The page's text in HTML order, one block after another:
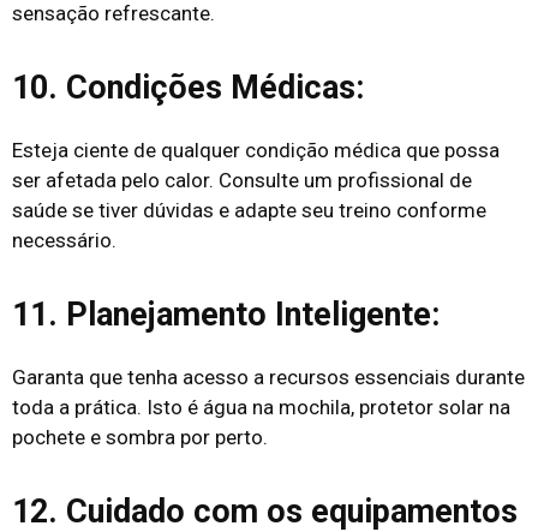
sensação refrescante.
10. Condições Médicas:
Esteja ciente de qualquer condição médica que possa
ser afetada pelo calor. Consulte um profissional de
saúde se tiver dúvidas e adapte seu treino conforme
necessário.
11. Planejamento Inteligente:
Garanta que tenha acesso a recursos essenciais durante
toda a prática. Isto é água na mochila, protetor solar na
pochete e sombra por perto.
12. Cuidado com os equipamentos